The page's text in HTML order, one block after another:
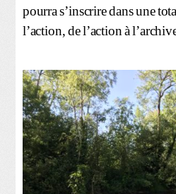
pourra s’inscrire dans une
l’action, de l’action à